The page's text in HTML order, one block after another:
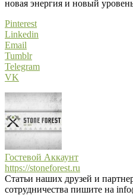
новая энергия и новый
Pinterest
Linkedin
Email
Tumblr
Telegram
VK
Гостевой Аккаунт
https://stoneforest.ru
Статьи наших друзей и
сотрудничества пишите на